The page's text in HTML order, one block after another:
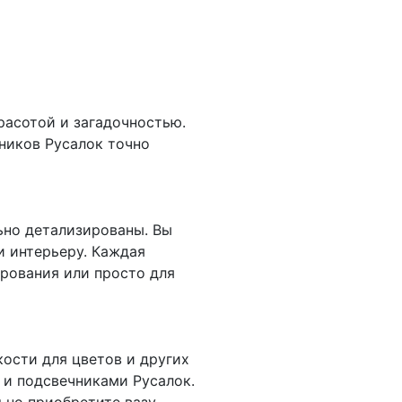
и загадочностью.
Русалок точно
детализированы. Вы
интерьеру. Каждая
или просто для
для цветов и других
подсвечниками Русалок.